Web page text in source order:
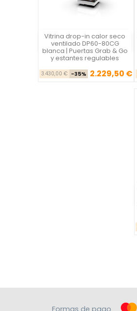
Vitrina drop-in calor seco
ventilado DP60-80CG
blanca | Puertas Grab & Go
y estantes regulables
Precio base
3.430,00 € -35% Precio
2.229,50 €

Vista rápida
Formas de pago